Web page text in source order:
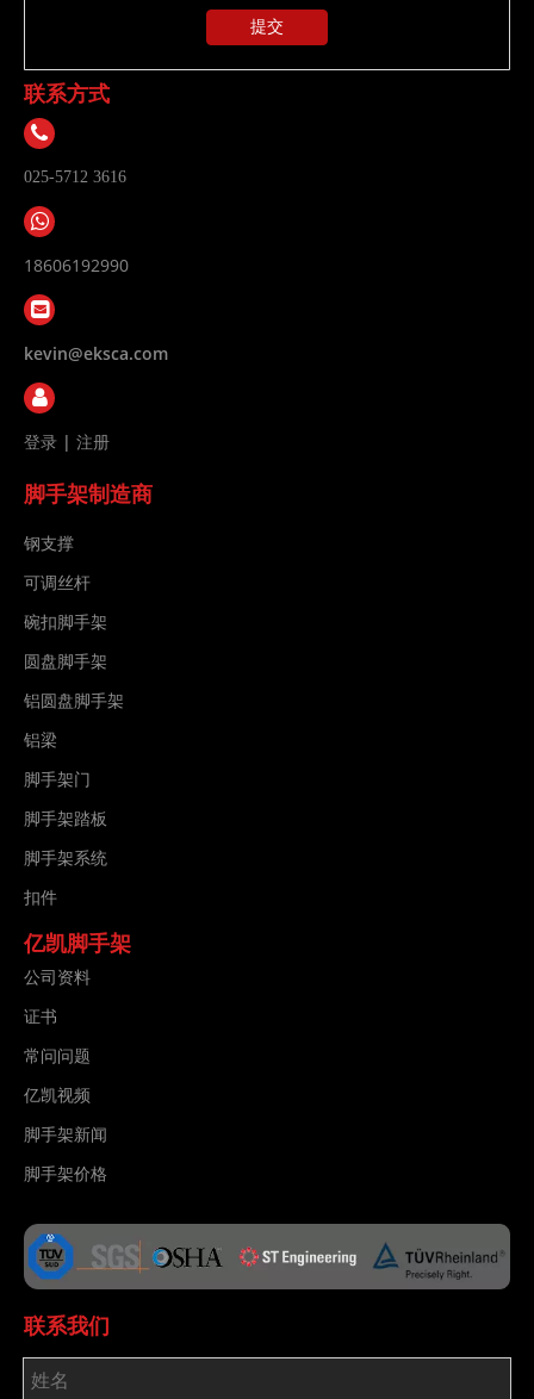
提交
联系方式
025-5712 3616
18606192990
kevin@eksca.com
登录 | 注册
脚手架制造商
钢支撑
可调丝杆
碗扣脚手架
圆盘脚手架
铝圆盘脚手架
铝梁
脚手架门
脚手架踏板
脚手架系统
扣件
亿凯脚手架
公司资料
证书
常问问题
亿凯视频
脚手架新闻
脚手架价格
联系我们